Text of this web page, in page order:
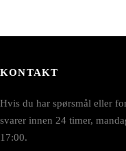
KONTAKT
Hvis du har spørsmål eller
svarer innen 24 timer,
17:00.